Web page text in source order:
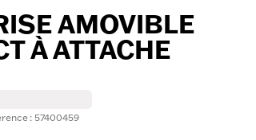
AMOVIBLE
À ATTACHE
: 57400459